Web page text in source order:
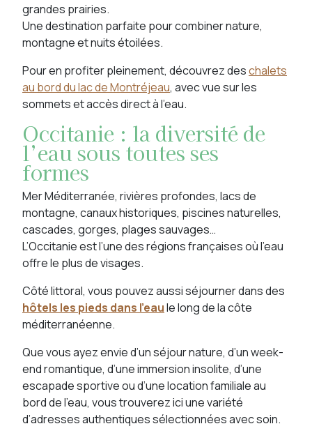
grandes prairies.
Une destination parfaite pour combiner nature,
montagne et nuits étoilées.
Pour en profiter pleinement, découvrez deschalets
au bord du lac de Montréjeau, avec vue sur les
sommets et accès direct à l’eau.
Occitanie : la diversité de
l’eau sous toutes ses
formes
Mer Méditerranée, rivières profondes, lacs de
montagne, canaux historiques, piscines naturelles,
cascades, gorges, plages sauvages…
L’Occitanie est l’une des régions françaises où l’eau
offre le plus de visages.
Côté littoral, vous pouvez aussi séjourner dans des
hôtels les pieds dans l’eaule long de la côte
méditerranéenne.
Que vous ayez envie d’un séjour nature, d’un week-
end romantique, d’une immersion insolite, d’une
escapade sportive ou d’une location familiale au
bord de l’eau, vous trouverez ici une variété
d’adresses authentiques sélectionnées avec soin.